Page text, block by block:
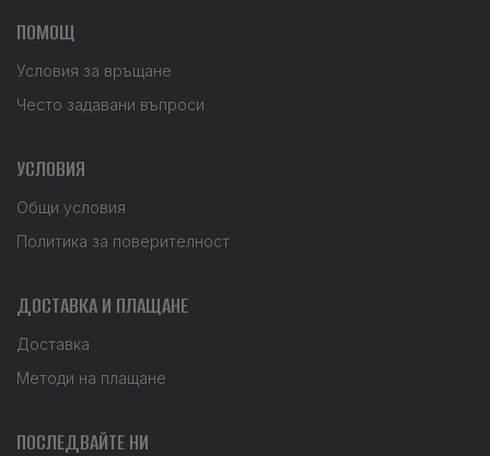
ПОМОЩ
Условия за връщане
Често задавани въпроси
УСЛОВИЯ
Общи условия
Политика за поверителност
ДОСТАВКА И ПЛАЩАНЕ
Доставка
Методи на плащане
ПОСЛЕДВАЙТЕ НИ